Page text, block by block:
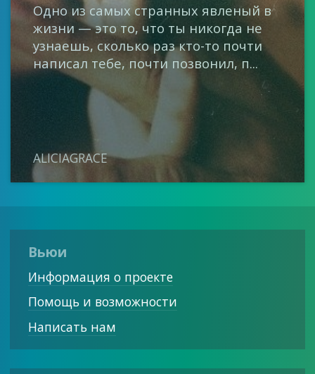
Одно из самых странных явленый в
жизни — это то, что ты никогда не
узнаешь, сколько раз кто-то почти
написал тебе, почти позвонил, п...
ALICIAGRACE
Вьюи
Информация о проекте
Помощь и возможности
Написать нам